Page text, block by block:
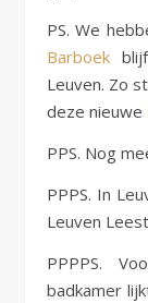
PS. We
Barboek
Leuven. Zo
deze nieuwe
PPS. Nog
PPPS. In
Leuven
PPPPS.
badkamer